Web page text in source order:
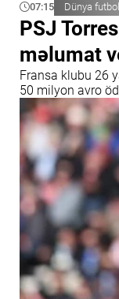
07:15 Dünya
PSJ
məlumat
Fransa klubu 26
50 milyon avro